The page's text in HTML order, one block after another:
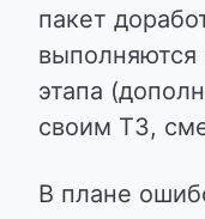
пакет
выполняются
этапа
своим ТЗ,
В плане